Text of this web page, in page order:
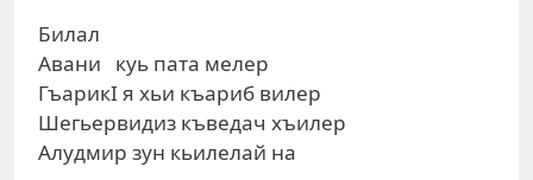
Билал
Авани куь пата мелер
ГъарикI я хьи къариб вилер
Шегьервидиз къведач хъилер
Алудмир зун кьилелай на